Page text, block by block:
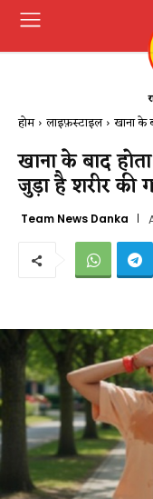
होम लाइफ़स्टाइल खाना के
खाना के बाद
जुड़ा है शरीर की
Team News Danka